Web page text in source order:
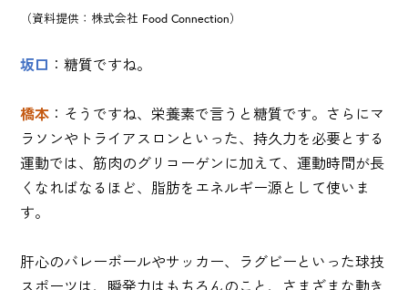
（資料提供：株式会社 Food Connection）
坂口 ：糖質ですね。
橋本 ：そうですね、栄養素で言うと糖質です。さらにマ
ラソンやトライアスロンといった、持久力を必要とする
運動では、筋肉のグリコーゲンに加えて、運動時間が長
くなればなるほど、脂肪をエネルギー源として使いま
す。
肝心のバレーボールやサッカー、ラグビーといった球技
スポーツは、瞬発力はもちろんのこと、さまざまな動き